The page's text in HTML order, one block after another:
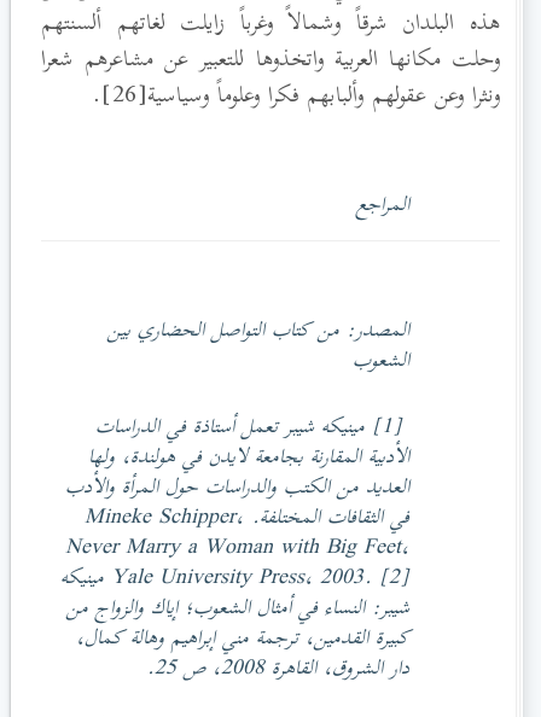
هذه البلدان شرقاً وشمالاً وغرباً زايلت لغاتهم ألسنتهم
وحلت مكانها العربية واتخذوها للتعبير عن مشاعرهم شعرا
ونثرا وعن عقولهم وألبابهم فكرا وعلوماً وسياسية[26].
المراجع
المصدر: من كتاب التواصل الحضاري بين
الشعوب
[1] مينيكه شيبر تعمل أستاذة في الدراسات
الأدبية المقارنة بجامعة لايدن في هولندة، ولها
العديد من الكتب والدراسات حول المرأة والأدب
في الثقافات المختلفة. Mineke Schipper،
Never Marry a Woman with Big Feet،
Yale University Press، 2003. [2] مينيكه
شيبر: النساء في أمثال الشعوب؛ إياك والزواج من
كبيرة القدمين، ترجمة مني إبراهيم وهالة كمال،
دار الشروق، القاهرة 2008، ص 25.